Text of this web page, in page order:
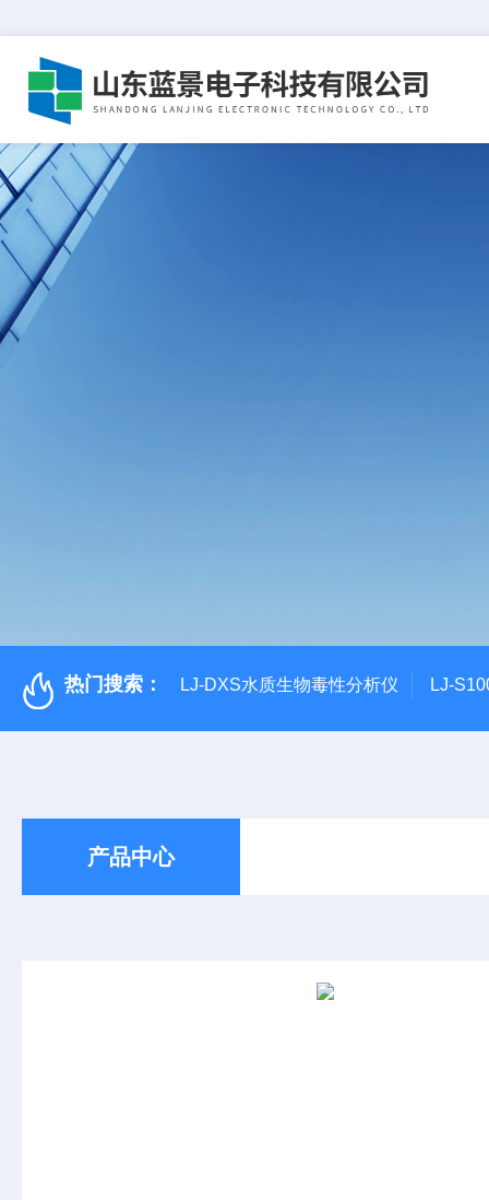
热门搜索： LJ-DXS水质生物毒性分析仪 LJ-
产品中心